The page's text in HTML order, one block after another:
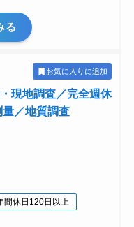
る
お気に入りに追加
現地調査／完全週休
／地質調査
間休日120日以上